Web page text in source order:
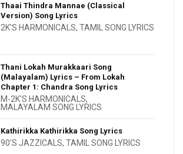
Thaai Thindra Mannae (Classical
Version) Song Lyrics
2K'S HARMONICALS, TAMIL SONG LYRICS
Thani Lokah Murakkaari Song
(Malayalam) Lyrics – From Lokah
Chapter 1: Chandra Song Lyrics
M-2K'S HARMONICALS,
MALAYALAM SONG LYRICS
Kathirikka Kathirikka Song Lyrics
90'S JAZZICALS, TAMIL SONG LYRICS